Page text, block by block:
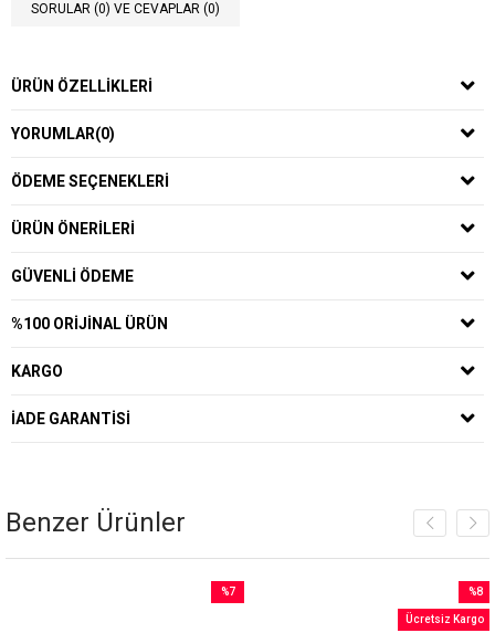
SORULAR (0) VE CEVAPLAR (0)
ÜRÜN ÖZELLIKLERI
YORUMLAR(0)
ÖDEME SEÇENEKLERI
ÜRÜN ÖNERILERI
GÜVENLI ÖDEME
%100 ORIJINAL ÜRÜN
KARGO
İADE GARANTISI
Benzer Ürünler
%7
%8
İndirim
Ücretsiz Kargo